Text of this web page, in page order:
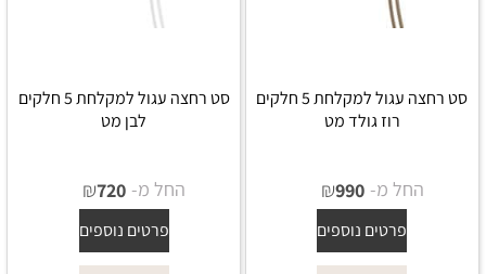
סט רחצה עגול למקלחת 5 חלקים
רוז גולד מט
החל מ- ₪990
פרטים נוספים
סט רחצה עגול למקלחת 5 חלקים
לבן מט
החל מ- ₪720
פרטים נוספים